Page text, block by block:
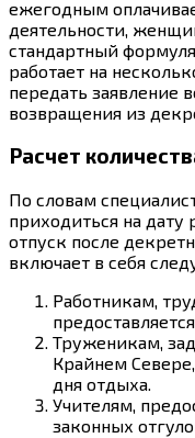
ежегодным
деятельности,
стандартный
работает на
передать заявление
возвращения из
Расчет
По словам
приходиться на
отпуск после
включает в себя
Работникам,
Труженикам,
Крайнем
дня отдыха.
Учителям,
законных